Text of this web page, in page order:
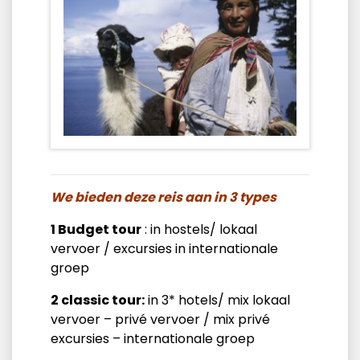
We bieden deze reis aan in 3 types
1 Budget tour: in hostels/ lokaal
vervoer / excursies in internationale
groep
2 classic tour:in 3* hotels/ mix lokaal
vervoer – privé vervoer / mix privé
excursies – internationale groep